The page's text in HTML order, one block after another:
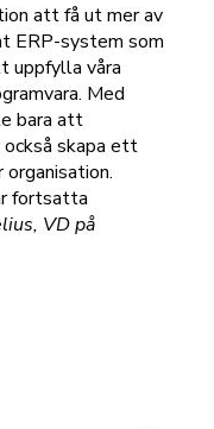
att få ut mer av
ERP-system som
uppfylla våra
Med
bara att
skapa ett
fortsatta
VDpå